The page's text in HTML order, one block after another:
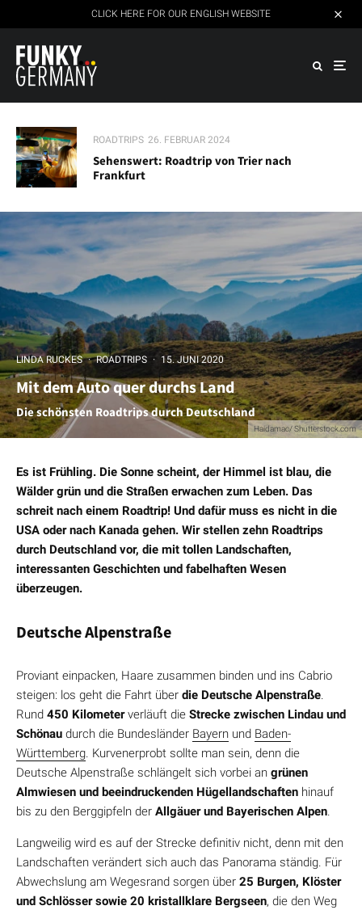
CLICK HERE FOR OUR ENGLISH WEBSITE
ROADTRIPS 26. FEBRUAR 2024
Sehenswert: Roadtrip von Trier nach
Frankfurt
Haidamac/ Shutterstock.com
LINDA RUCKES · ROADTRIPS · 15. JUNI 2020
Mit dem Auto quer durchs Land
Die schönsten Roadtrips durch Deutschland
Es ist Frühling. Die Sonne scheint, der Himmel ist blau, die
Wälder grün und die Straßen erwachen zum Leben. Das
schreit nach einem Roadtrip! Und dafür muss es nicht in die
USA oder nach Kanada gehen. Wir stellen zehn Roadtrips
durch Deutschland vor, die mit tollen Landschaften,
interessanten Geschichten und fabelhaften Wesen
überzeugen.
Deutsche Alpenstraße
Proviant einpacken, Haare zusammen binden und ins Cabrio
steigen: los geht die Fahrt über die Deutsche Alpenstraße.
Rund 450 Kilometerverläuft die Strecke zwischen Lindau und
Schönau durch die Bundesländer Bayern und Baden-
Württemberg. Kurvenerprobt sollte man sein, denn die
Deutsche Alpenstraße schlängelt sich vorbei an grünen
Almwiesen und beeindruckenden Hügellandschaften hinauf
bis zu den Berggipfeln der Allgäuer und Bayerischen Alpen.
Langweilig wird es auf der Strecke definitiv nicht, denn mit den
Landschaften verändert sich auch das Panorama ständig. Für
Abwechslung am Wegesrand sorgen über 25 Burgen, Klöster
und Schlösser sowie 20 kristallklare Bergseen, die den Weg